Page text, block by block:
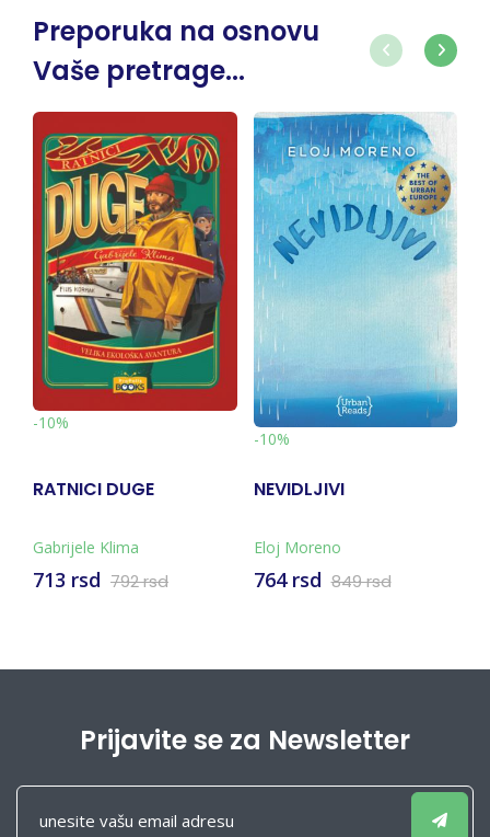
Preporuka na osnovu
Vaše pretrage...
NEVIDLJIVI
Eloj Moreno
764 rsd 849 rsd
-10%
ČITAV SVET NA LEĐIMA
Dženifer Niven
899 rsd 999 rsd
Prijavite se za Newsletter